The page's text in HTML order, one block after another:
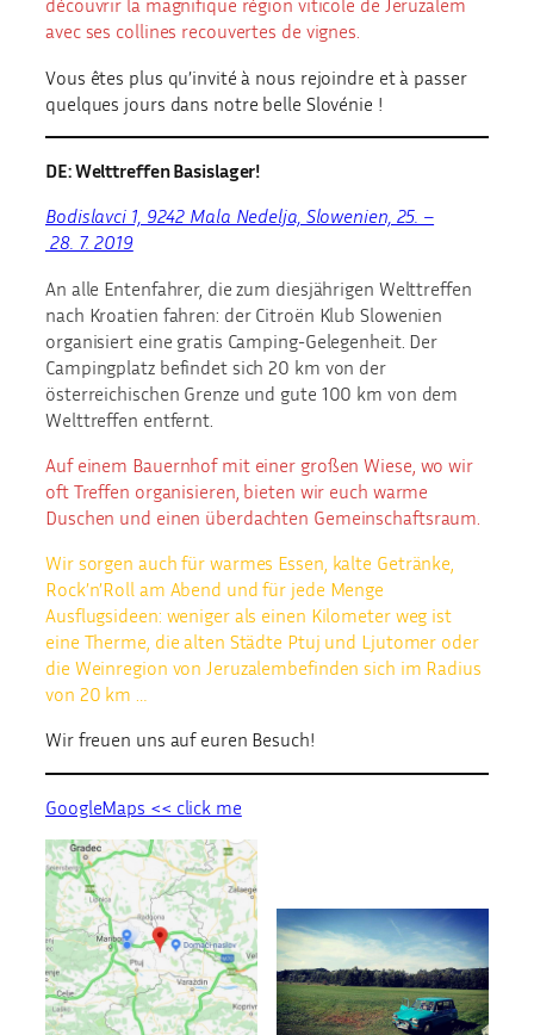
découvrir la magnifique région viticole de Jeruzalem
avec ses collines recouvertes de vignes.
Vous êtes plus qu’invité à nous rejoindre et à passer
quelques jours dans notre belle Slovénie !
DE: Welttreffen Basislager!
Bodislavci 1, 9242 Mala Nedelja, Slowenien, 25. –
28. 7. 2019
An alle Entenfahrer, die zum diesjährigen Welttreffen
nach Kroatien fahren: der Citroën Klub Slowenien
organisiert eine gratis Camping-Gelegenheit. Der
Campingplatz befindet sich 20 km von der
österreichischen Grenze und gute 100 km von dem
Welttreffen entfernt.
Auf einem Bauernhof mit einer großen Wiese, wo wir
oft Treffen organisieren, bieten wir euch warme
Duschen und einen überdachten Gemeinschaftsraum.
Wir sorgen auch für warmes Essen, kalte Getränke,
Rock’n’Roll am Abend und für jede Menge
Ausflugsideen: weniger als einen Kilometer weg ist
eine Therme, die alten Städte Ptuj und Ljutomer oder
die Weinregion von Jeruzalembefinden sich im Radius
von 20 km …
Wir freuen uns auf euren Besuch!
GoogleMaps << click me